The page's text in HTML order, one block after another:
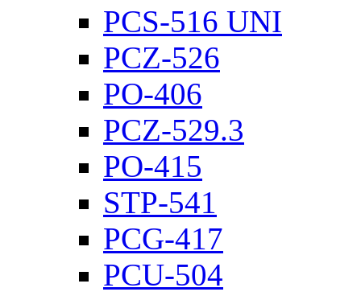
PCS-516 UNI
PCZ-526
PO-406
PCZ-529.3
PO-415
STP-541
PCG-417
PCU-504